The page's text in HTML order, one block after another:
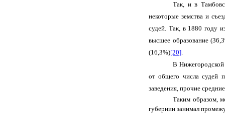
Так, и в
некоторые земства и
судей. Так, в 1880 году
высшее образование
(16,3%)[20].
В
от общего числа судей
заведения, прочие
Таким образом,
губернии занимал